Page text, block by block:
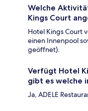
Welche
Kings Court
Hotel Kings Court
einen Innenpool
geöffnet).
Verfügt Hotel
gibt es welche
Ja, ADELE